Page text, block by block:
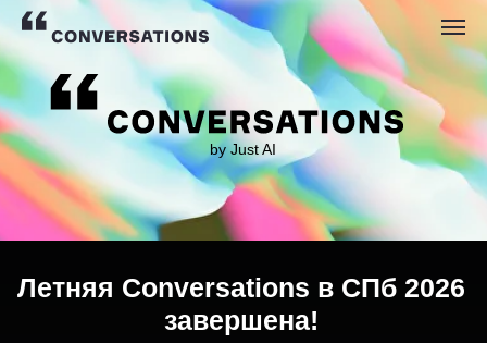
by Just AI
трансляции и файлам презентаций обоих дней (25
После оплаты на указанную Вами почту придет
Летняя Conversations в СПб 2026
завершена!